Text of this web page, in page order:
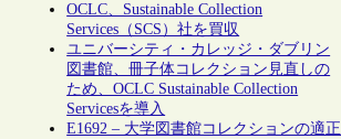
OCLC、Sustainable Collection
Services（SCS）社を買収
ユニバーシティ・カレッジ・ダブリン
図書館、冊子体コレクション見直しの
ため、OCLC Sustainable Collection
Servicesを導入
E1692 – 大学図書館コレクションの適正